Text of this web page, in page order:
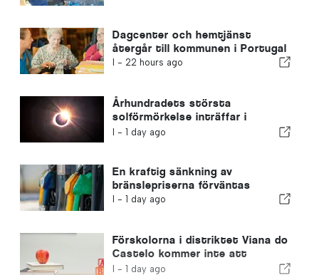
Dagcenter och hemtjänst
återgår till kommunen i Portugal
I - 22 hours ago
Århundradets största
solförmörkelse inträffar i
Portugal
I - 1 day ago
En kraftig sänkning av
bränslepriserna förväntas
I - 1 day ago
Förskolorna i distriktet Viana do
Castelo kommer inte att
stängas
I - 1 day ago